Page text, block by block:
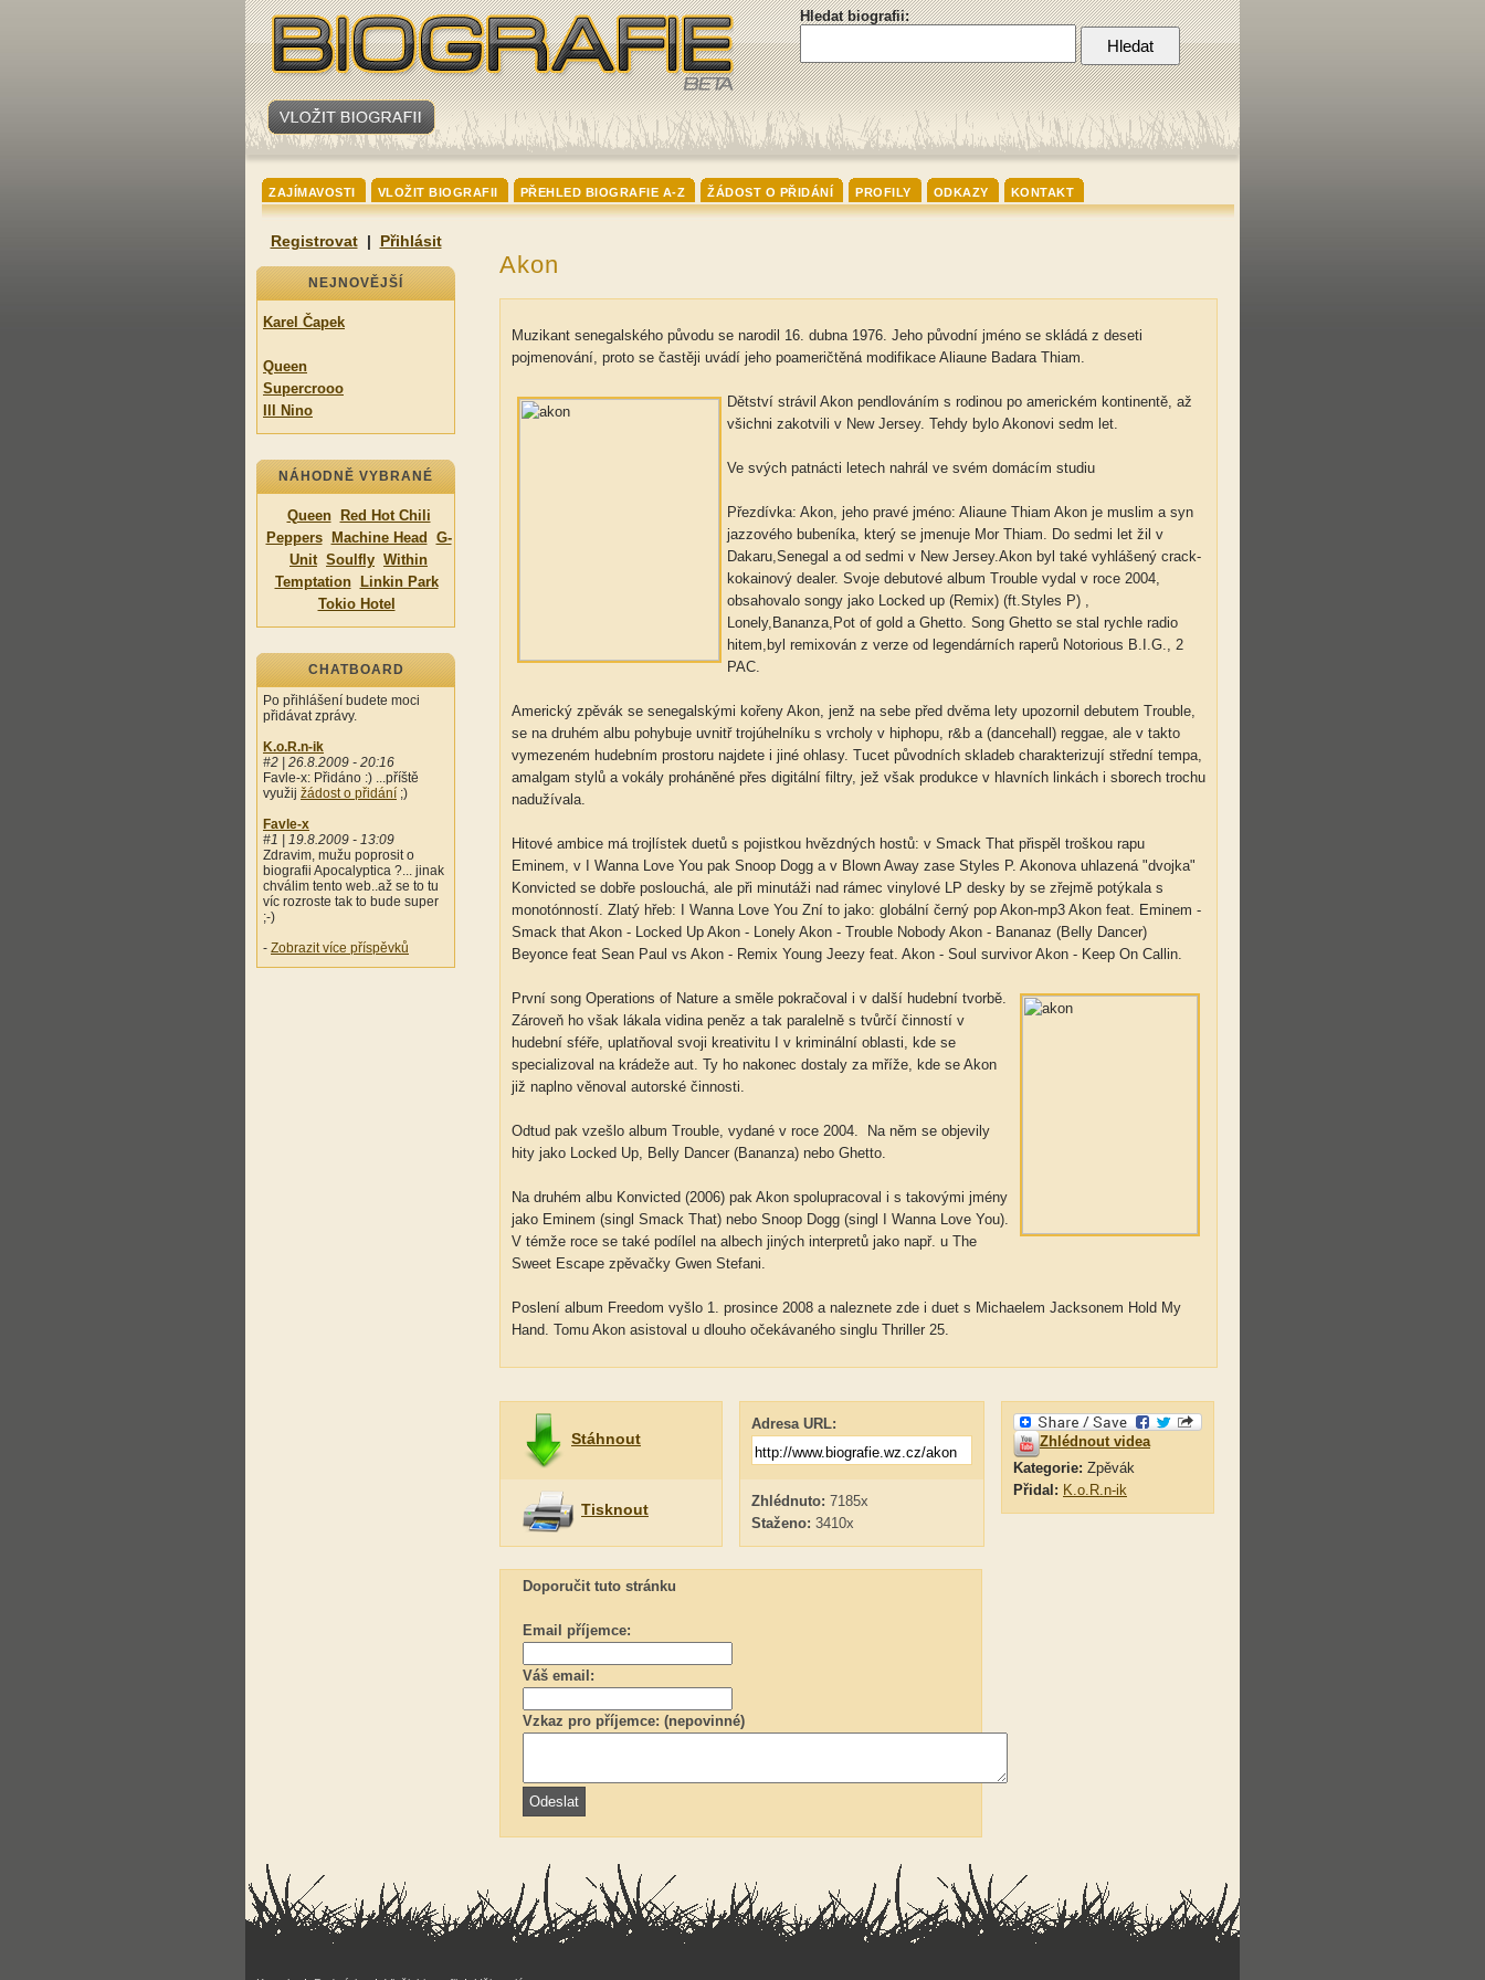
Hledat biografii:
ZAJÍMAVOSTI VLOŽIT BIOGRAFII PŘEHLED BIOGRAFIE A-Z ŽÁDOST O PŘIDÁNÍ PROFILY ODKAZY KONTAKT
Registrovat| Přihlásit
NEJNOVĚJŠÍ
Karel Čapek
Queen
Supercrooo
Ill Nino
NÁHODNĚ VYBRANÉ
Queen
Red Hot Chili
Peppers
Machine Head
G-
Unit Soulfly Within
Temptation
Linkin Park
Tokio Hotel
CHATBOARD
Po přihlášení budete moci
přidávat zprávy.
K.o.R.n-ik
#2 | 26.8.2009 - 20:16
Favle-x: Přidáno :) ...příště
využij žádost o přidání ;)
Favle-x
#1 | 19.8.2009 - 13:09
Zdravim, mužu poprosit o
biografii Apocalyptica ?... jinak
chválim tento web..až se to tu
víc rozroste tak to bude super
;-)
- Zobrazit více příspěvků
Akon
Muzikant senegalského původu se narodil 16. dubna 1976. Jeho původní jméno se skládá z deseti
pojmenování, proto se častěji uvádí jeho poameričtěná modifikace Aliaune Badara Thiam.
Dětství strávil Akon pendlováním s rodinou po americkém kontinentě, až
všichni zakotvili v New Jersey. Tehdy bylo Akonovi sedm let.
Ve svých patnácti letech nahrál ve svém domácím studiu
Přezdívka: Akon, jeho pravé jméno: Aliaune Thiam Akon je muslim a syn
jazzového bubeníka, který se jmenuje Mor Thiam. Do sedmi let žil v
Dakaru,Senegal a od sedmi v New Jersey.Akon byl také vyhlášený crack-
kokainový dealer. Svoje debutové album Trouble vydal v roce 2004,
obsahovalo songy jako Locked up (Remix) (ft.Styles P) ,
Lonely,Bananza,Pot of gold a Ghetto. Song Ghetto se stal rychle radio
hitem,byl remixován z verze od legendárních raperů Notorious B.I.G., 2
PAC.
Americký zpěvák se senegalskými kořeny Akon, jenž na sebe před dvěma lety upozornil debutem Trouble,
se na druhém albu pohybuje uvnitř trojúhelníku s vrcholy v hiphopu, r&b a (dancehall) reggae, ale v takto
vymezeném hudebním prostoru najdete i jiné ohlasy. Tucet původních skladeb charakterizují střední tempa,
amalgam stylů a vokály proháněné přes digitální filtry, jež však produkce v hlavních linkách i sborech trochu
nadužívala.
Hitové ambice má trojlístek duetů s pojistkou hvězdných hostů: v Smack That přispěl troškou rapu
Eminem, v I Wanna Love You pak Snoop Dogg a v Blown Away zase Styles P. Akonova uhlazená "dvojka"
Konvicted se dobře poslouchá, ale při minutáži nad rámec vinylové LP desky by se zřejmě potýkala s
monotónností. Zlatý hřeb: I Wanna Love You Zní to jako: globální černý pop Akon-mp3 Akon feat. Eminem -
Smack that Akon - Locked Up Akon - Lonely Akon - Trouble Nobody Akon - Bananaz (Belly Dancer)
Beyonce feat Sean Paul vs Akon - Remix Young Jeezy feat. Akon - Soul survivor Akon - Keep On Callin.
První song Operations of Nature a směle pokračoval i v další hudební tvorbě.
Zároveň ho však lákala vidina peněz a tak paralelně s tvůrčí činností v
hudební sféře, uplatňoval svoji kreativitu I v kriminální oblasti, kde se
specializoval na krádeže aut. Ty ho nakonec dostaly za mříže, kde se Akon
již naplno věnoval autorské činnosti.
Odtud pak vzešlo album Trouble, vydané v roce 2004. Na něm se objevily
hity jako Locked Up, Belly Dancer (Bananza) nebo Ghetto.
Na druhém albu Konvicted (2006) pak Akon spolupracoval i s takovými jmény
jako Eminem (singl Smack That) nebo Snoop Dogg (singl I Wanna Love You).
V témže roce se také podílel na albech jiných interpretů jako např. u The
Sweet Escape zpěvačky Gwen Stefani.
Poslení album Freedom vyšlo 1. prosince 2008 a naleznete zde i duet s Michaelem Jacksonem Hold My
Hand. Tomu Akon asistoval u dlouho očekávaného singlu Thriller 25.
Stáhnout
Tisknout
Adresa URL:
Zhlédnuto: 7185x
Staženo: 3410x
Zhlédnout videa
Kategorie: Zpěvák
Přidal: K.o.R.n-ik
Doporučit tuto stránku
Email příjemce:
Váš email:
Vzkaz pro příjemce: (nepovinné)